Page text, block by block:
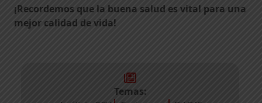
¡Recordemos que la buena salud es vital para una
mejor calidad de vida!
Temas: